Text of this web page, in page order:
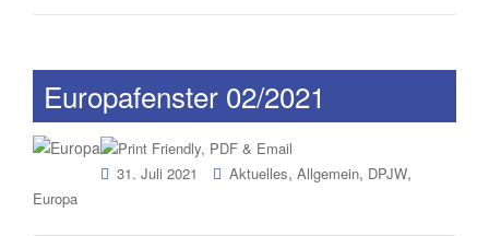
Europafenster 02/2021
31. Juli 2021 Aktuelles, Allgemein, DPJW,
Europa